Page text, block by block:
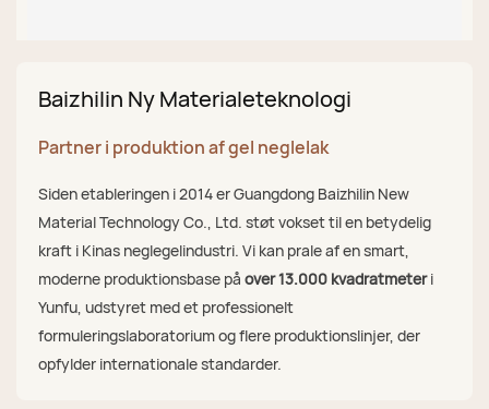
Baizhilin Ny Materialeteknologi
Partner i produktion af gel neglelak
Siden etableringen i 2014 er Guangdong Baizhilin New
Material Technology Co., Ltd. støt vokset til en betydelig
kraft i Kinas neglegelindustri. Vi kan prale af en smart,
moderne produktionsbase på over 13.000 kvadratmeteri
Yunfu, udstyret med et professionelt
formuleringslaboratorium og flere produktionslinjer, der
opfylder internationale standarder.